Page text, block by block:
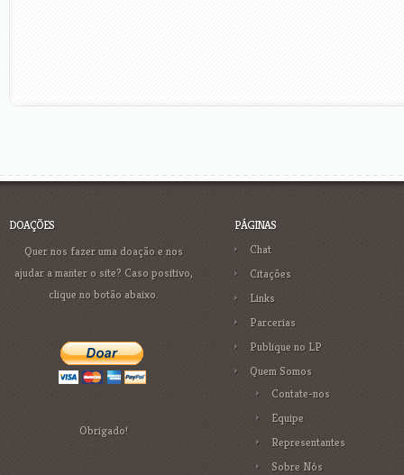
DOAÇÕES
Quer nos fazer uma doação e nos
ajudar a manter o site? Caso positivo,
clique no botão abaixo.
Obrigado!
PÁGINAS
Chat
Citações
Links
Parcerias
Publique no LP
Quem Somos
Contate-nos
Equipe
Representantes
Sobre Nós